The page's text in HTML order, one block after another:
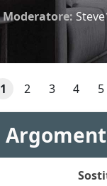
Moderatore:
1 2 3 4 5